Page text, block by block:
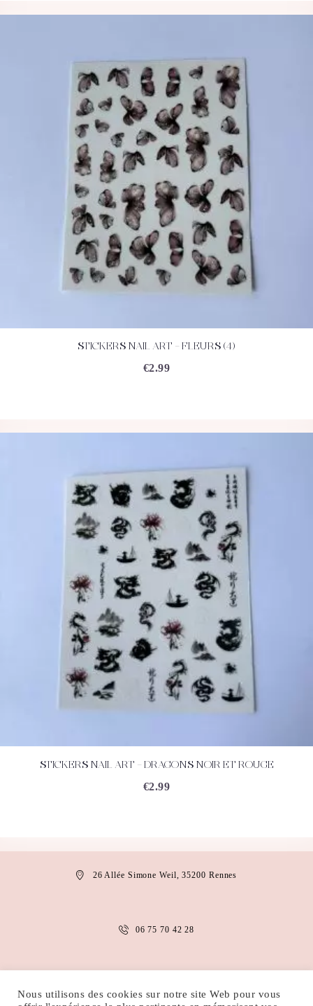
ACHETEZ DÉTAILS
STICKERS NAIL ART – FLEURS (4)
€2.99
ACHETEZ DÉTAILS
STICKERS NAIL ART – DRAGONS NOIR ET ROUGE
€2.99
26 Allée Simone Weil, 35200 Rennes
06 75 70 42 28
Nous utilisons des cookies sur notre site Web pour vous